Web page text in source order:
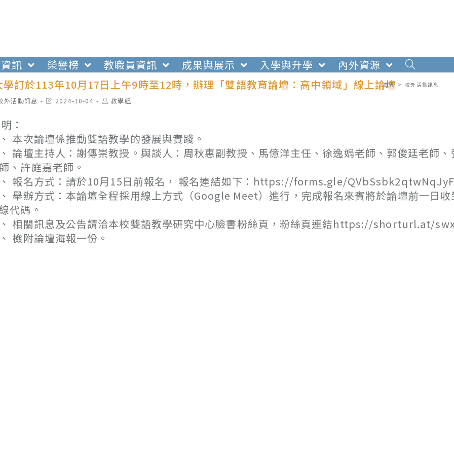
訊 榮譽榜 教職員資訊 成果與展示 入學與升學
內外資源
訂於113年10月17日上午9時至12時，辦理「雙語教育論壇：高中領域」線上論壇
首頁 > 校外活動訊息
外活動訊息
Post2024-10-04
Post教學組
：
本次論壇係推動雙語教學的發展與實踐。
論壇主持人：謝傳崇教授。與談人：周秋惠副教授、馬億洋主任、徐逸娟老師、郭俊廷老師
、許庭嘉老師。
報名方式：請於10月15日前報名， 報名連結如下：https://forms.gle/
舉辦方式：本論壇全程採用線上方式（Google Meet）進行，完成報名來賓將於論壇前一日
代碼。
相關訊息及公告請洽本校雙語教學研究中心臉書粉絲頁，粉絲頁連結https://shorturl.at/
檢附論壇海報一份。